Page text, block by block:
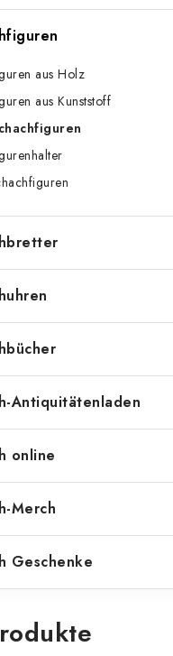
aus Holz
aus Kunststoff
Antiquitätenladen
online
Merch
Geschenke